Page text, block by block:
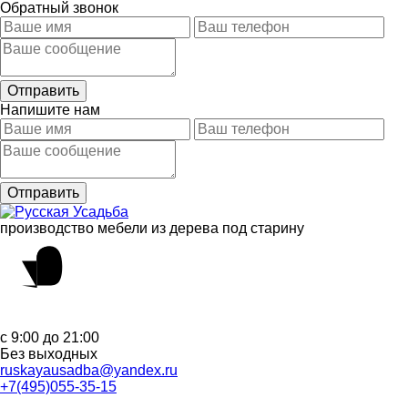
Обратный звонок
Напишите нам
производство мебели из дерева под старину
с 9:00 до 21:00
Без выходных
ruskayausadba@yandex.ru
+7(495)055-35-15